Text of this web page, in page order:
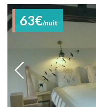
63€/nuit